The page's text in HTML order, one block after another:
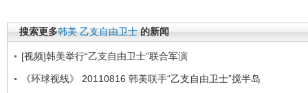
搜索更多韩美 乙支自由卫士 的新闻
[视频]韩美举行“乙支自由卫士”联合军演
《环球视线》 20110816 韩美联手“乙支自由卫士”搅半岛